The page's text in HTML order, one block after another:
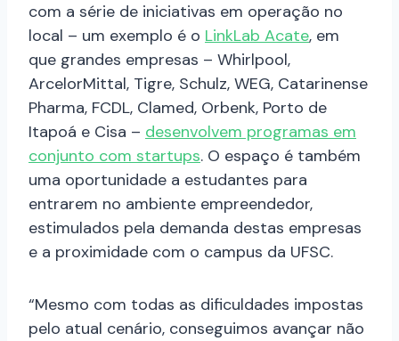
com a série de iniciativas em operação no
local – um exemplo é o LinkLab Acate, em
que grandes empresas – Whirlpool,
ArcelorMittal, Tigre, Schulz, WEG, Catarinense
Pharma, FCDL, Clamed, Orbenk, Porto de
Itapoá e Cisa – desenvolvem programas em
conjunto com startups. O espaço é também
uma oportunidade a estudantes para
entrarem no ambiente empreendedor,
estimulados pela demanda destas empresas
e a proximidade com o campus da UFSC.
“Mesmo com todas as dificuldades impostas
pelo atual cenário, conseguimos avançar não